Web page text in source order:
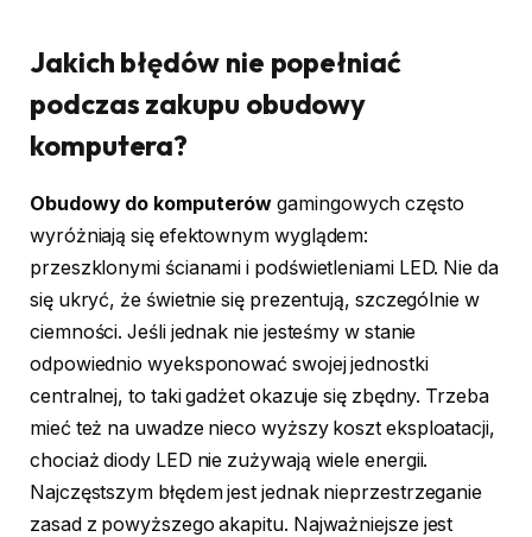
Jakich błędów nie popełniać
podczas zakupu obudowy
komputera?
Obudowy do komputerów gamingowych często
wyróżniają się efektownym wyglądem:
przeszklonymi ścianami i podświetleniami LED. Nie da
się ukryć, że świetnie się prezentują, szczególnie w
ciemności. Jeśli jednak nie jesteśmy w stanie
odpowiednio wyeksponować swojej jednostki
centralnej, to taki gadżet okazuje się zbędny. Trzeba
mieć też na uwadze nieco wyższy koszt eksploatacji,
chociaż diody LED nie zużywają wiele energii.
Najczęstszym błędem jest jednak nieprzestrzeganie
zasad z powyższego akapitu. Najważniejsze jest